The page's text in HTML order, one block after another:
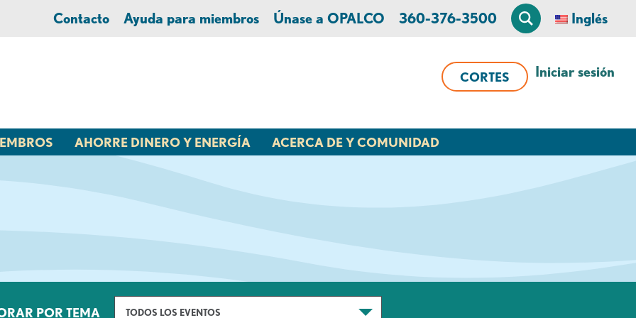
Contacto Ayuda para miembros Únase a OPALCO 360-376-3500 Inglés
CORTES Iniciar sesión
AHORRE DINERO Y ENERGÍA ACERCA DE Y COMUNIDAD
POR TEMA TODOS LOS EVENTOS